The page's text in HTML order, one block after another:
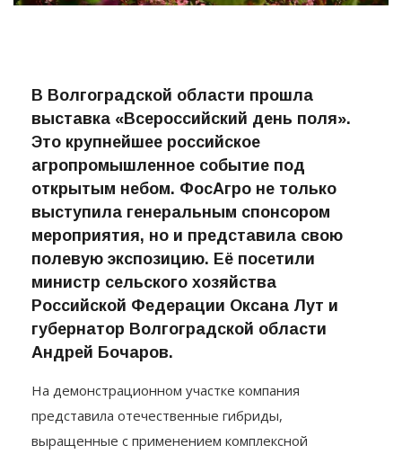
В Волгоградской области прошла
выставка «Всероссийский день поля».
Это крупнейшее российское
агропромышленное событие под
открытым небом. ФосАгро не только
выступила генеральным спонсором
мероприятия, но и представила свою
полевую экспозицию. Её посетили
министр сельского хозяйства
Российской Федерации Оксана Лут и
губернатор Волгоградской области
Андрей Бочаров.
На демонстрационном участке компания
представила отечественные гибриды,
выращенные с применением комплексной